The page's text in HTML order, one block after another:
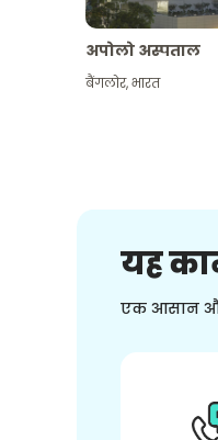
अपोलो अस्पताल
बैंगलोर,भारत
यह
एक आसान और